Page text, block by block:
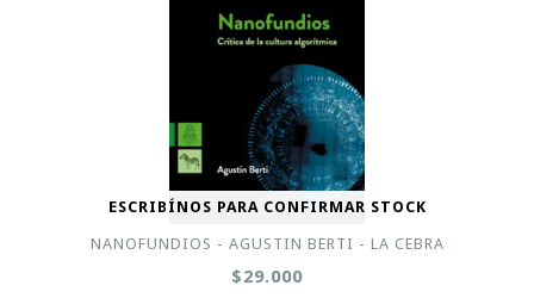
ESCRIBÍNOS PARA CONFIRMAR STOCK
NANOFUNDIOS - AGUSTIN BERTI - LA CEBRA
$29.000